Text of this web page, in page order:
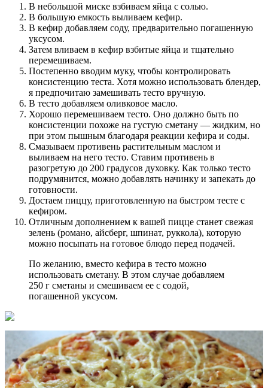
В небольшой миске взбиваем яйца с солью.
В большую емкость выливаем кефир.
В кефир добавляем соду, предварительно погашенную
уксусом.
Затем вливаем в кефир взбитые яйца и тщательно
перемешиваем.
Постепенно вводим муку, чтобы контролировать
консистенцию теста. Хотя можно использовать блендер,
я предпочитаю замешивать тесто вручную.
В тесто добавляем оливковое масло.
Хорошо перемешиваем тесто. Оно должно быть по
консистенции похоже на густую сметану — жидким, но
при этом пышным благодаря реакции кефира и соды.
Смазываем противень растительным маслом и
выливаем на него тесто. Ставим противень в
разогретую до 200 градусов духовку. Как только тесто
подрумянится, можно добавлять начинку и запекать до
готовности.
Достаем пиццу, приготовленную на быстром тесте с
кефиром.
Отличным дополнением к вашей пицце станет свежая
зелень (романо, айсберг, шпинат, руккола), которую
можно посыпать на готовое блюдо перед подачей.
По желанию, вместо кефира в тесто можно
использовать сметану. В этом случае добавляем
250 г сметаны и смешиваем ее с содой,
погашенной уксусом.